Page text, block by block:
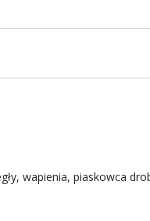
wapienia, piaskowca